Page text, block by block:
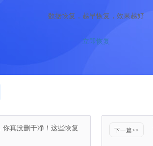
数据恢复，越早恢复，效果越好
立即恢复
你真没删干净！这些恢复
下一篇>>